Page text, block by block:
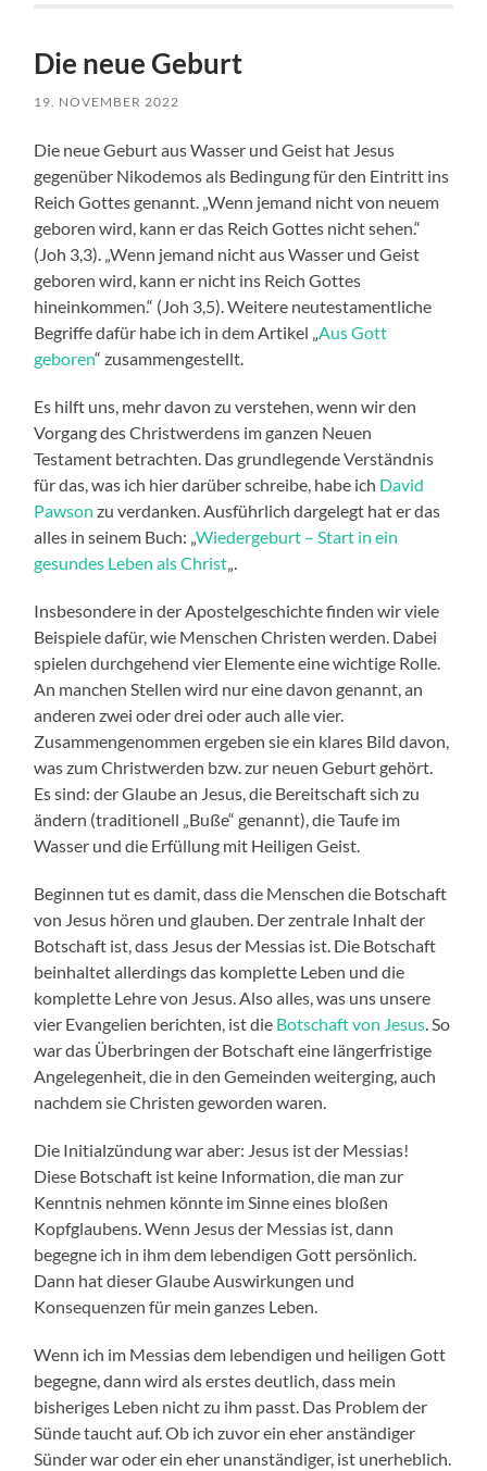
Die neue Geburt
19. NOVEMBER 2022
Die neue Geburt aus Wasser und Geist hat Jesus
gegenüber Nikodemos als Bedingung für den Eintritt ins
Reich Gottes genannt. „Wenn jemand nicht von neuem
geboren wird, kann er das Reich Gottes nicht sehen.“
(Joh 3,3). „Wenn jemand nicht aus Wasser und Geist
geboren wird, kann er nicht ins Reich Gottes
hineinkommen.“ (Joh 3,5). Weitere neutestamentliche
Begriffe dafür habe ich in dem Artikel „Aus Gott
geboren“ zusammengestellt.
Es hilft uns, mehr davon zu verstehen, wenn wir den
Vorgang des Christwerdens im ganzen Neuen
Testament betrachten. Das grundlegende Verständnis
für das, was ich hier darüber schreibe, habe ich David
Pawson zu verdanken. Ausführlich dargelegt hat er das
alles in seinem Buch: „Wiedergeburt – Start in ein
gesundes Leben als Christ„.
Insbesondere in der Apostelgeschichte finden wir viele
Beispiele dafür, wie Menschen Christen werden. Dabei
spielen durchgehend vier Elemente eine wichtige Rolle.
An manchen Stellen wird nur eine davon genannt, an
anderen zwei oder drei oder auch alle vier.
Zusammengenommen ergeben sie ein klares Bild davon,
was zum Christwerden bzw. zur neuen Geburt gehört.
Es sind: der Glaube an Jesus, die Bereitschaft sich zu
ändern (traditionell „Buße“ genannt), die Taufe im
Wasser und die Erfüllung mit Heiligen Geist.
Beginnen tut es damit, dass die Menschen die Botschaft
von Jesus hören und glauben. Der zentrale Inhalt der
Botschaft ist, dass Jesus der Messias ist. Die Botschaft
beinhaltet allerdings das komplette Leben und die
komplette Lehre von Jesus. Also alles, was uns unsere
vier Evangelien berichten, ist die Botschaft von Jesus. So
war das Überbringen der Botschaft eine längerfristige
Angelegenheit, die in den Gemeinden weiterging, auch
nachdem sie Christen geworden waren.
Die Initialzündung war aber: Jesus ist der Messias!
Diese Botschaft ist keine Information, die man zur
Kenntnis nehmen könnte im Sinne eines bloßen
Kopfglaubens. Wenn Jesus der Messias ist, dann
begegne ich in ihm dem lebendigen Gott persönlich.
Dann hat dieser Glaube Auswirkungen und
Konsequenzen für mein ganzes Leben.
Wenn ich im Messias dem lebendigen und heiligen Gott
begegne, dann wird als erstes deutlich, dass mein
bisheriges Leben nicht zu ihm passt. Das Problem der
Sünde taucht auf. Ob ich zuvor ein eher anständiger
Sünder war oder ein eher unanständiger, ist unerheblich.